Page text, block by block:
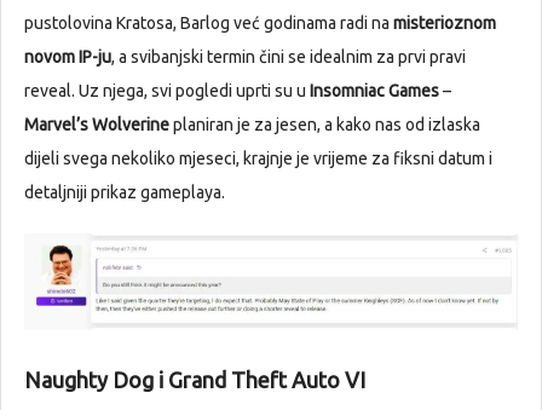
pustolovina Kratosa, Barlog već godinama radi na misterioznom
novom IP-ju, a svibanjski termin čini se idealnim za prvi pravi
reveal. Uz njega, svi pogledi uprti su u Insomniac Games–
Marvel’s Wolverineplaniran je za jesen, a kako nas od izlaska
dijeli svega nekoliko mjeseci, krajnje je vrijeme za fiksni datum i
detaljniji prikaz gameplaya.
Naughty Dog i Grand Theft Auto VI